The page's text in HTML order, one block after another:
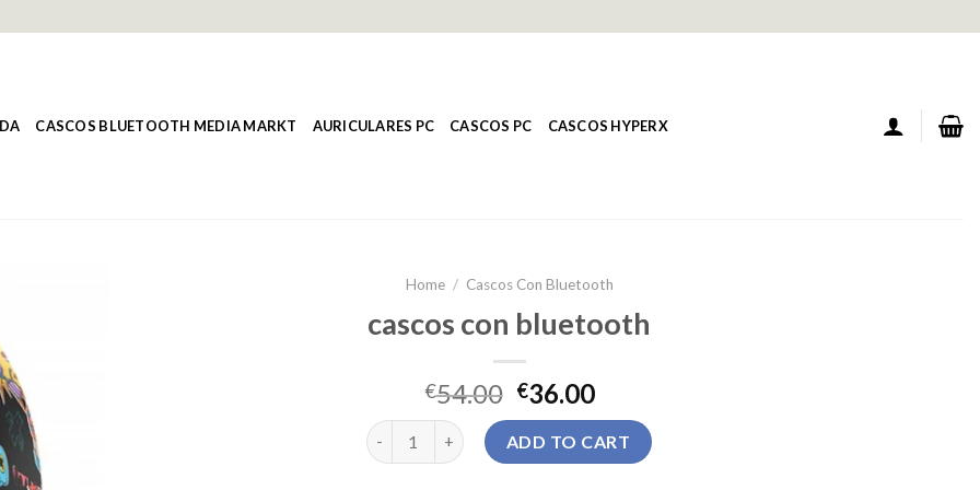
CASCOS BLUETOOTH MEDIA MARKT AURICULARES PC CASCOS PC CASCOS HYPERX
Home / Cascos Con Bluetooth
cascos con bluetooth
€54.00 €36.00
cascos con bluetooth quantity
ADD TO CART